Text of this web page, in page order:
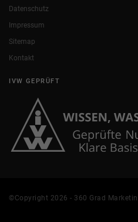
Datenschutz
Impressum
Sitemap
Kontakt
IVW GEPRÜFT
©Copyright 2026 - 360 Grad